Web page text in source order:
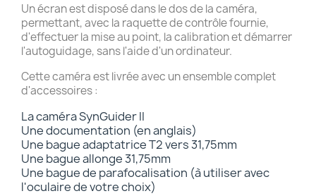
Un écran est disposé dans le dos de la caméra,
permettant, avec la raquette de contrôle fournie,
d'effectuer la mise au point, la calibration et démarrer
l'autoguidage, sans l'aide d'un ordinateur.
Cette caméra est livrée avec un ensemble complet
d'accessoires :
La caméra SynGuider II
Une documentation (en anglais)
Une bague adaptatrice T2 vers 31,75mm
Une bague allonge 31,75mm
Une bague de parafocalisation (à utiliser avec
l'oculaire de votre choix)